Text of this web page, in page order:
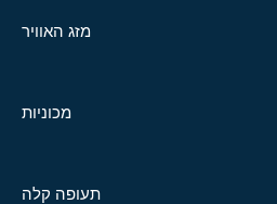
מזג האוויר
מכוניות
תעופה קלה